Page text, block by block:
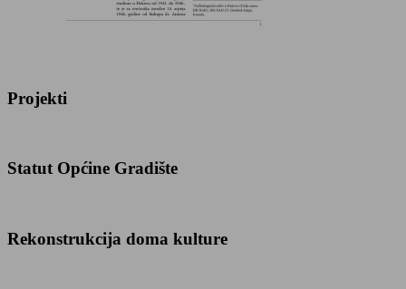
Projekti
Statut Općine Gradište
Rekonstrukcija doma kulture